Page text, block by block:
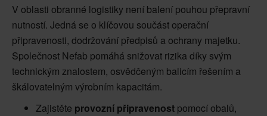
V oblasti obranné logistiky není balení pouhou přepravní
nutností. Jedná se o klíčovou součást operační
připravenosti, dodržování předpisů a ochrany majetku.
Společnost Nefab pomáhá snižovat rizika díky svým
technickým znalostem, osvědčeným balicím řešením a
škálovatelným výrobním kapacitám.
Zajistěte provozní připravenost pomocí obalů,